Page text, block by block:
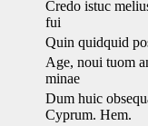
Credo istuc
fui
Quin quidquid
Age, noui tuom
minae
Dum huic
Cyprum. Hem.